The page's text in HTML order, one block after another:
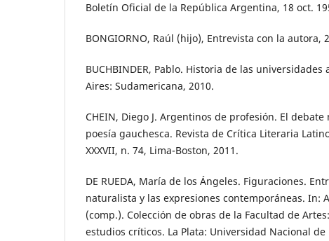
Boletín Oficial de la República Argentina, 18 oct.
BONGIORNO, Raúl (hijo), Entrevista con la autora,
BUCHBINDER, Pablo. Historia de las universidades
Aires: Sudamericana, 2010.
CHEIN, Diego J. Argentinos de profesión. El
poesía gauchesca. Revista de Crítica Literaria
XXXVII, n. 74, Lima-Boston, 2011.
DE RUEDA, María de los Ángeles. Figuraciones.
naturalista y las expresiones contemporáneas. In:
(comp.). Colección de obras de la Facultad de
estudios críticos. La Plata: Universidad Nacional de